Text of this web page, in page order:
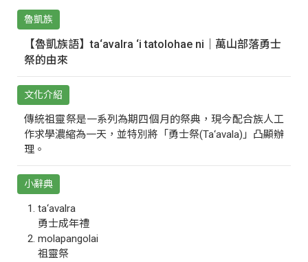
魯凱族
【魯凱族語】ta‘avalra ‘i tatolohae ni｜萬山部落勇士
祭的由來
文化介紹
傳統祖靈祭是一系列為期四個月的祭典，現今配合族人工
作求學濃縮為一天，並特別將「勇士祭(Ta‘avala)」凸顯辦
理。
小辭典
ta‘avalra
勇士成年禮
molapangolai
祖靈祭